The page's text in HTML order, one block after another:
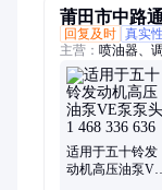
莆田市中路
回复及时 真实
主营： 喷油器、
挖机柴油油泵、
片
适用于五十铃发
动机高压油泵VE